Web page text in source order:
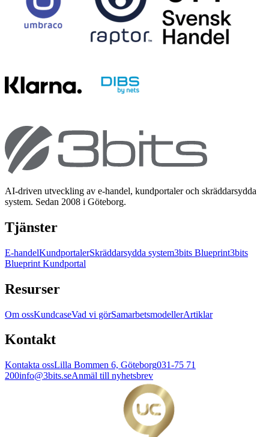
AI-driven utveckling av e-handel, kundportaler och skräddarsydda
system. Sedan 2008 i Göteborg.
Tjänster
E-handelKundportalerSkräddarsydda system3bits Blueprint3bits
Blueprint Kundportal
Resurser
Om ossKundcaseVad vi görSamarbetsmodellerArtiklar
Kontakt
Kontakta ossLilla Bommen 6, Göteborg031-75 71
200info@3bits.seAnmäl till nyhetsbrev